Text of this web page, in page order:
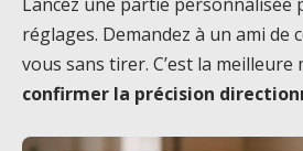
réglages. Demandez à un ami de
vous sans tirer. C’est la
confirmer la précision